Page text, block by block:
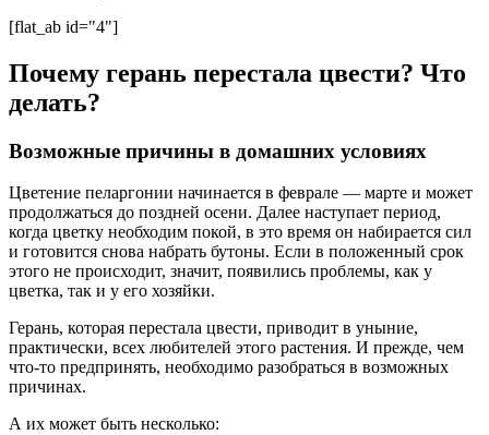
[flat_ab id="4"]
Почему герань перестала цвести? Что
делать?
Возможные причины в домашних условиях
Цветение пеларгонии начинается в феврале — марте и может
продолжаться до поздней осени. Далее наступает период,
когда цветку необходим покой, в это время он набирается сил
и готовится снова набрать бутоны. Если в положенный срок
этого не происходит, значит, появились проблемы, как у
цветка, так и у его хозяйки.
Герань, которая перестала цвести, приводит в уныние,
практически, всех любителей этого растения. И прежде, чем
что-то предпринять, необходимо разобраться в возможных
причинах.
А их может быть несколько: